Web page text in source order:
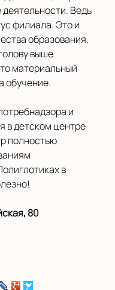
Ведь
филиала. Это и
образования,
выше
материальный
обучение.
и
в детском центре
полностью
в
80